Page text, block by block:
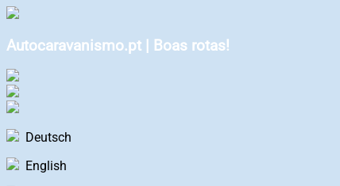
Autocaravanismo.pt | Boas rotas!
Deutsch
English